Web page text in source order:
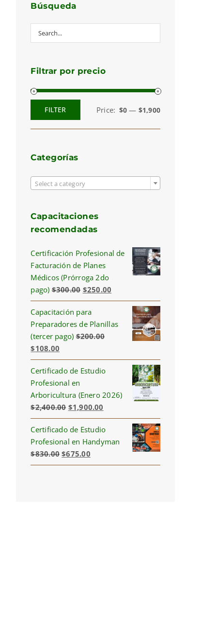
Búsqueda
Filtrar por precio
price
price
FILTER Price: $0— $1,900
Categorías
Select a category
Capacitaciones
recomendadas
Certificación Profesional de
Facturación de Planes
Médicos (Prórroga 2do
pago) $300.00 Original
price
was:
$300.00.
$250.00
price
$250.00.
Capacitación para
Preparadores de Planillas
(tercer pago) $200.00
Original
price
was:
$200.00.
$108.00
price
is:
$108.00.
Certificado de Estudio
Profesional en
Arboricultura (Enero 2026)
$2,400.00 Original
price
was:
$2,400.00.
$1,900.00
price
is:
$1,900.00.
Certificado de Estudio
Profesional en Handyman
$830.00 Original
price
$675.00Current
price